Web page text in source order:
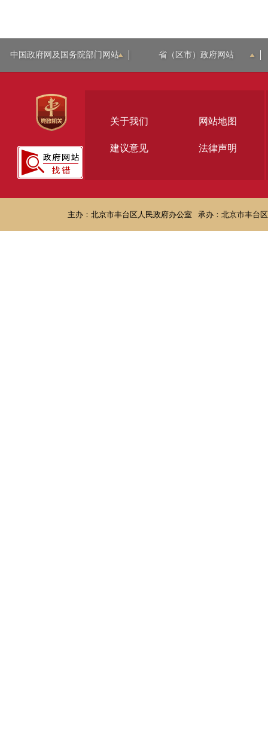
中国政府网及国务院部门网站 省（区市）政府网站
关于我们 网站地图
建议意见 法律声明
主办：北京市丰台区人民政府办公室 承办：北京市丰台